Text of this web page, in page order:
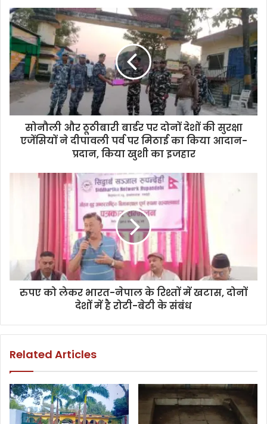
सोनौली और ठूठीबारी बार्डर पर दोनों देशों की सुरक्षा
एजेंसियों ने दीपावली पर्व पर मिठाई का किया आदान-
प्रदान, किया खुशी का इजहार
रुपए को लेकर भारत-नेपाल के रिश्तों में खटास, दोनों
देशों में है रोटी-बेटी के संबंध
Related Articles